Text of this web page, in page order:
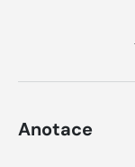
Anotace